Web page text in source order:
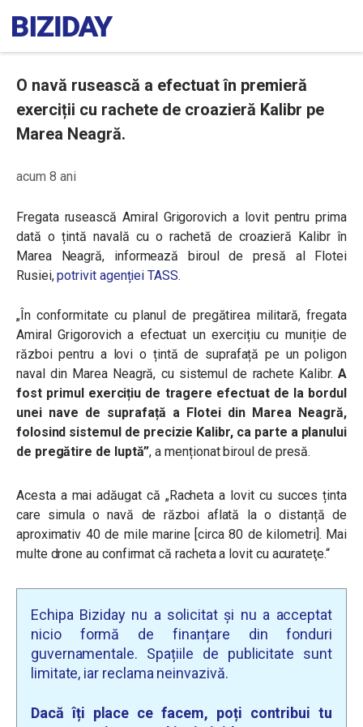
O navă rusească a efectuat în premieră
exerciții cu rachete de croazieră Kalibr pe
Marea Neagră.
acum 8 ani
Fregata rusească Amiral Grigorovich a lovit pentru prima
dată o țintă navală cu o rachetă de croazieră Kalibr în
Marea Neagră, informează biroul de presă al Flotei
Rusiei,potrivit agenției TASS.
„În conformitate cu planul de pregătirea militară, fregata
Amiral Grigorovich a efectuat un exercițiu cu muniție de
război pentru a lovi o țintă de suprafață pe un poligon
naval din Marea Neagră, cu sistemul de rachete Kalibr.A
fost primul exercițiu de tragere efectuat de la bordul
unei nave de suprafață a Flotei din Marea Neagră,
folosind sistemul de precizie Kalibr, ca parte a planului
de pregătire de luptă”, a menționat biroul de presă.
Acesta a mai adăugat că „Racheta a lovit cu succes ținta
care simula o navă de război aflată la o distanță de
aproximativ 40 de mile marine [circa 80 de kilometri]. Mai
multe drone au confirmat că racheta a lovit cu acurateţe.“
Echipa Biziday nu a solicitat și nu a acceptat
nicio formă de finanțare din fonduri
guvernamentale. Spațiile de publicitate sunt
limitate, iar reclama neinvazivă.
Dacă îți place ce facem, poți contribui tu